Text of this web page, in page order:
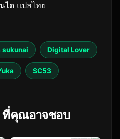
ไต แปลไทย
sukunai Digital Lover
SC53
ที่คุณอาจชอบ